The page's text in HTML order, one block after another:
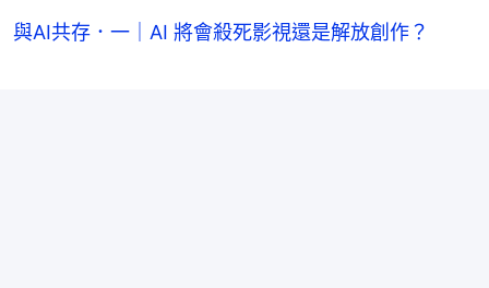
與AI共存．一｜AI 將會殺死影視還是解放創作？